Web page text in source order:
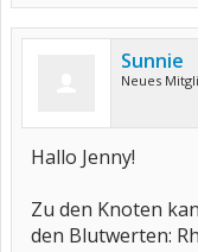
Sunnie
Neues
Hallo Jenny!
Zu den Knoten
den Blutwerten: